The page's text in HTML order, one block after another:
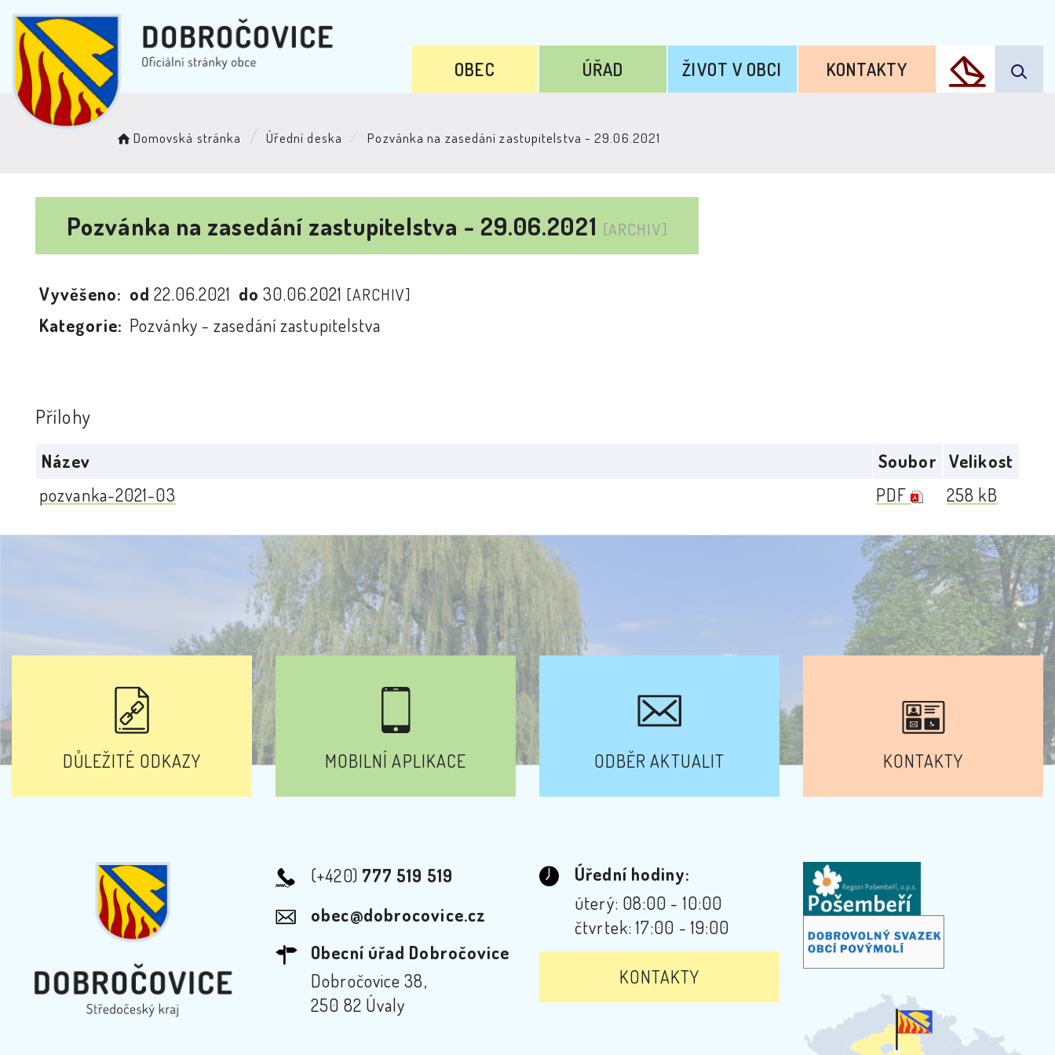
OBEC ÚŘAD ŽIVOT V OBCI KONTAKTY
Domovská stránka Úřední deska Pozvánka na zasedání zastupitelstva - 29.06.2021
Pozvánka na zasedání zastupitelstva - 29.06.2021 [ARCHIV]
Vyvěšeno: od22.06.2021 do30.06.2021 [ARCHIV]
Kategorie: Pozvánky - zasedání zastupitelstva
Přílohy
Název Soubor
Velikost
pozvanka-2021-03
PDF 258 kB
DŮLEŽITÉ ODKAZY MOBILNÍ APLIKACE ODBĚR AKTUALIT KONTAKTY
(+420) 777 519 519
obec@dobrocovice.cz
Obecní úřad Dobročovice
Dobročovice 38,
250 82 Úvaly
Úřední hodiny:
úterý: 08:00 - 10:00
čtvrtek: 17:00 - 19:00
KONTAKTY